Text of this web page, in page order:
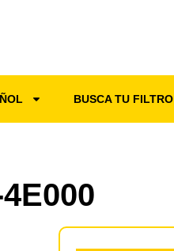
BUSCA TU FILTRO